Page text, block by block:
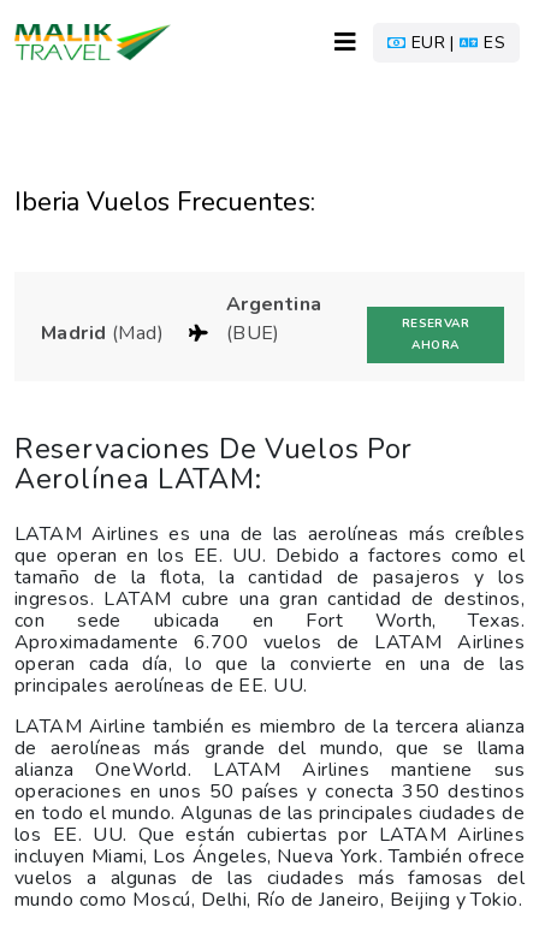
EUR | ES
Iberia Vuelos Frecuentes:
Madrid (Mad)
Argentina
(BUE)
RESERVAR
AHORA
Reservaciones De Vuelos Por
Aerolínea LATAM:
LATAM Airlines es una de las aerolíneas más creíbles
que operan en los EE. UU. Debido a factores como el
tamaño de la flota, la cantidad de pasajeros y los
ingresos. LATAM cubre una gran cantidad de destinos,
con sede ubicada en Fort Worth, Texas.
Aproximadamente 6.700 vuelos de LATAM Airlines
operan cada día, lo que la convierte en una de las
principales aerolíneas de EE. UU.
LATAM Airline también es miembro de la tercera alianza
de aerolíneas más grande del mundo, que se llama
alianza OneWorld. LATAM Airlines mantiene sus
operaciones en unos 50 países y conecta 350 destinos
en todo el mundo. Algunas de las principales ciudades de
los EE. UU. Que están cubiertas por LATAM Airlines
incluyen Miami, Los Ángeles, Nueva York. También ofrece
vuelos a algunas de las ciudades más famosas del
mundo como Moscú, Delhi, Río de Janeiro, Beijing y Tokio.